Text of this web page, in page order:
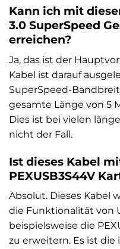
Kann ich mit
3.0 SuperSpeed
erreichen?
Ja, das ist der
Kabel ist darauf
SuperSpeed-
gesamte Länge von 5
Dies ist bei vielen
nicht der Fall.
Ist dieses Kabel
PEXUSB3S44V
Absolut. Dieses Kabel
die Funktionalität von
beispielsweise die
zu erweitern. Es ist die